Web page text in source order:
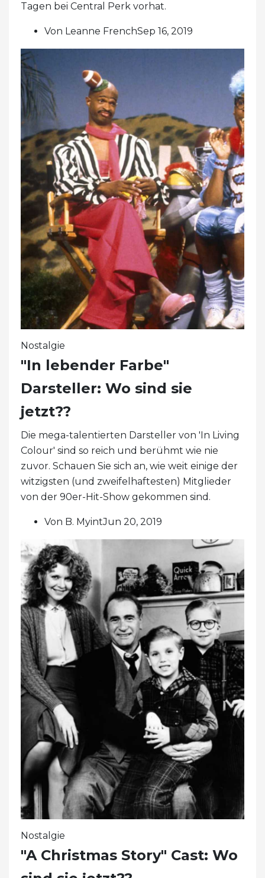
Tagen bei Central Perk vorhat.
Von Leanne FrenchSep 16, 2019
Nostalgie
"In lebender Farbe"
Darsteller: Wo sind sie
jetzt??
Die mega-talentierten Darsteller von 'In Living
Colour' sind so reich und berühmt wie nie
zuvor. Schauen Sie sich an, wie weit einige der
witzigsten (und zweifelhaftesten) Mitglieder
von der 90er-Hit-Show gekommen sind.
Von B. MyintJun 20, 2019
Nostalgie
"A Christmas Story" Cast: Wo